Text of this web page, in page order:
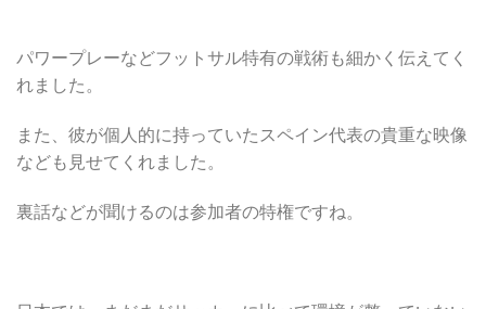
パワープレーなどフットサル特有の戦術も細かく伝えてく
れました。
また、彼が個人的に持っていたスペイン代表の貴重な映像
なども見せてくれました。
裏話などが聞けるのは参加者の特権ですね。